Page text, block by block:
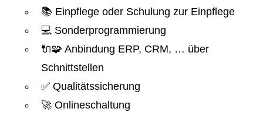
📚 Einpflege oder Schulung zur Einpflege
💻 Sonderprogrammierung
🔌🧩 Anbindung ERP, CRM, … über
Schnittstellen
✅ Qualitätssicherung
🚀 Onlineschaltung